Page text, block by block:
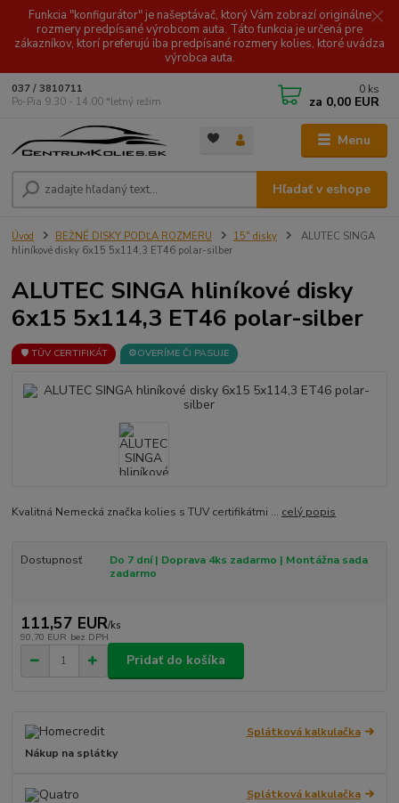
Funkcia "konfigurátor" je našeptávač, ktorý Vám zobrazí originálne
rozmery predpísané výrobcom auta. Táto funkcia je určená pre
zákazníkov, ktorí preferujú iba predpísané rozmery kolies, ktoré uvádza
výrobca auta.
Menu
Hľadať v eshope
037 / 3810711
Po-Pia 9.30 - 14.00 *letný režim
0 ks
za 0,00 EUR
Úvod BEŽNÉ DISKY PODĽA ROZMERU 15" disky
ALUTEC SINGA
hliníkové disky 6x15 5x114,3 ET46 polar-silber
ALUTEC SINGA hliníkové disky
6x15 5x114,3 ET46 polar-silber
🛡️ TÜV CERTIFIKÁT ⚙️OVERÍME ČI PASUJE
Kvalitná Nemecká značka kolies s TUV certifikátmi ... celý popis
Dostupnosť
Do 7 dní | Doprava 4ks zadarmo | Montážna sada
zadarmo
111,57 EUR/ks
90,70 EUR bez DPH
Pridať do košíka
Splátková kalkulačka
Nákup na splátky
Splátková kalkulačka